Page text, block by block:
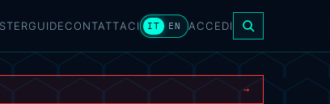
GUIDECONTATTACI IT EN ACCEDI
→